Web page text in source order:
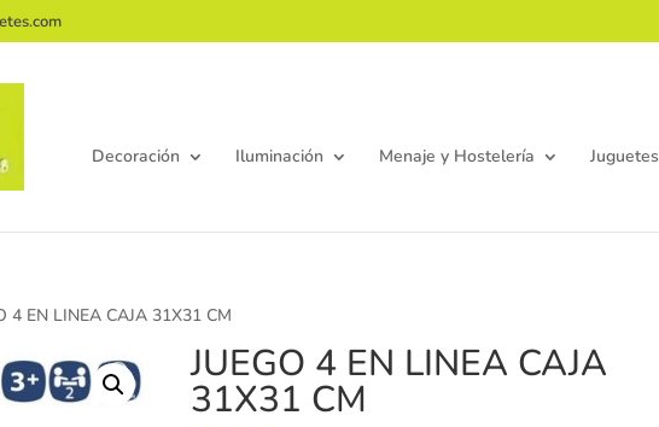
Decoración Iluminación Menaje y Hostelería Juguetes
4 EN LINEA CAJA 31X31 CM
JUEGO 4 EN LINEA CAJA
31X31 CM